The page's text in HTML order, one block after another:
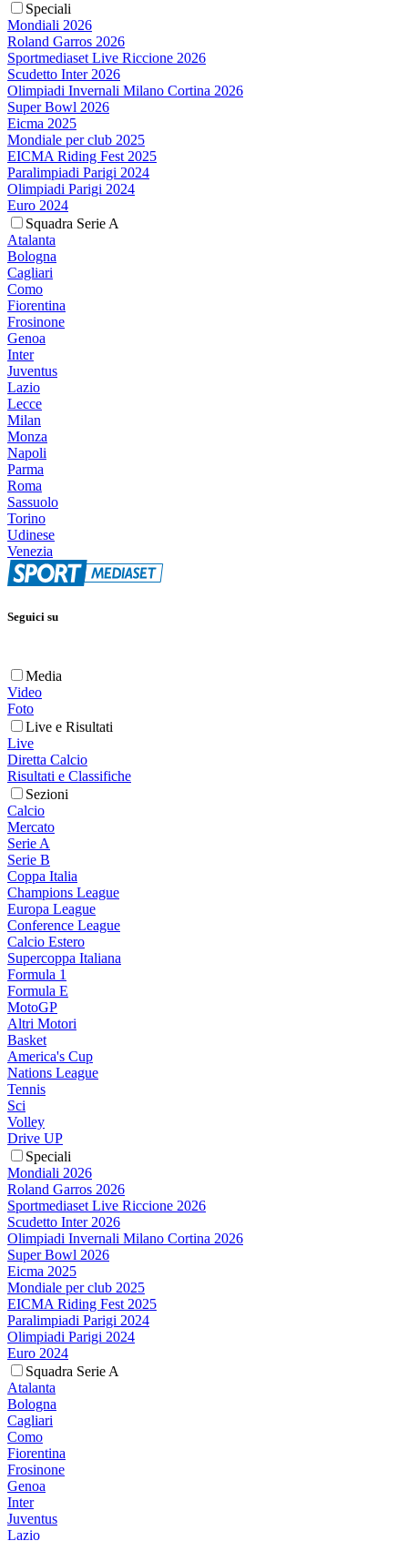
Speciali
Mondiali 2026
Roland Garros 2026
Sportmediaset Live Riccione 2026
Scudetto Inter 2026
Olimpiadi Invernali Milano Cortina 2026
Super Bowl 2026
Eicma 2025
Mondiale per club 2025
EICMA Riding Fest 2025
Paralimpiadi Parigi 2024
Olimpiadi Parigi 2024
Euro 2024
Squadra Serie A
Atalanta
Bologna
Cagliari
Como
Fiorentina
Frosinone
Genoa
Inter
Juventus
Lazio
Lecce
Milan
Monza
Napoli
Parma
Roma
Sassuolo
Torino
Udinese
Venezia
Seguici su
Media
Video
Foto
Live e Risultati
Live
Diretta Calcio
Risultati e Classifiche
Sezioni
Calcio
Mercato
Serie A
Serie B
Coppa Italia
Champions League
Europa League
Conference League
Calcio Estero
Supercoppa Italiana
Formula 1
Formula E
MotoGP
Altri Motori
Basket
America's Cup
Nations League
Tennis
Sci
Volley
Drive UP
Speciali
Mondiali 2026
Roland Garros 2026
Sportmediaset Live Riccione 2026
Scudetto Inter 2026
Olimpiadi Invernali Milano Cortina 2026
Super Bowl 2026
Eicma 2025
Mondiale per club 2025
EICMA Riding Fest 2025
Paralimpiadi Parigi 2024
Olimpiadi Parigi 2024
Euro 2024
Squadra Serie A
Atalanta
Bologna
Cagliari
Como
Fiorentina
Frosinone
Genoa
Inter
Juventus
Lazio